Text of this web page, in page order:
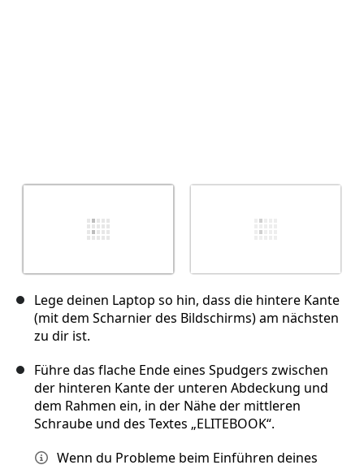
Lege deinen Laptop so hin, dass die hintere Kante
(mit dem Scharnier des Bildschirms) am nächsten
zu dir ist.
Führe das flache Ende eines Spudgers zwischen
der hinteren Kante der unteren Abdeckung und
dem Rahmen ein, in der Nähe der mittleren
Schraube und des Textes „ELITEBOOK“.
Wenn du Probleme beim Einführen deines